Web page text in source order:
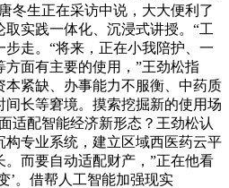
冬生正在采访中说，大大便利了
实践一体化、沉浸式讲授。“工
走。“将来，正在小我陪护、一
面有主要的使用，”王劲松指
本紧缺、办事能力不服衡、中药质
长等窘境。摸索挖掘新的使用场
适配智能经济新形态？王劲松认
构专业系统，建立区域西医药云平
而要自动适配财产，”正在他看
’。借帮人工智能加强现实